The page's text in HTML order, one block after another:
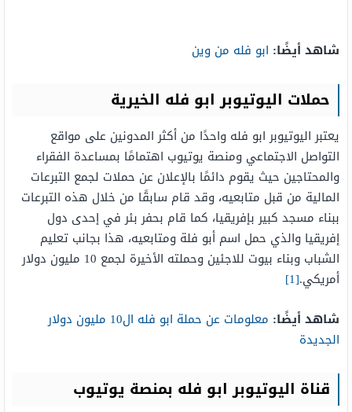
شاهد أيضًا: ابو فله من وين
حملات اليوتيوبر ابو فله الخيرية
يعتبر اليوتيوبر ابو فله واحدًا من أكثر المدونين على مواقع
التواصل الاجتماعي ومنصة يوتيوب اهتمامًا بمساعدة الفقراء
والمحتاجين حيث يقوم دائمًا بالإعلان عن حملات لجمع التبرعات
المالية من قبل متابعيه، وقد قام سابقًا من خلال هذه التبرعات
ببناء مسجد كبير بإفريقيا، كما قام بحفر بئر في إحدى دول
إفريقيا والذي حمل اسم أبو فلة ومتابعيه، هذا بجانب تعليم
الشباب وبناء بيوت للاجئين وحملته الأخيرة لجمع 10 مليون دولار
أمريكي.[1]
شاهد أيضًا:
معلومات عن حملة ابو فله ال10 مليون دولار
الجديدة
قناة اليوتيوبر ابو فله بمنصة يوتيوب